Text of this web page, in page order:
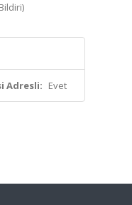
Adresli: Evet